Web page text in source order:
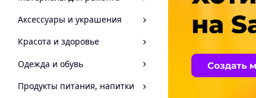
Аксессуары и украшения
Красота и здоровье
Одежда и обувь
Продукты питания, напитки